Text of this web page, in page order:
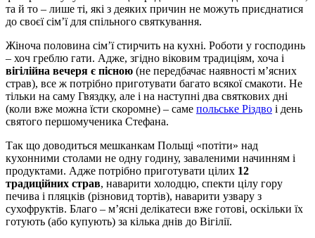
та й то – лише ті, які з деяких причин не можуть приєднатися
до своєї сім’ї для спільного святкування.
Жіноча половина сім’ї стирчить на кухні. Роботи у господинь
– хоч греблю гати. Адже, згідно віковим традиціям, хоча і
вігілійна вечеря є пісною (не передбачає наявності м’ясних
страв), все ж потрібно приготувати багато всякої смакоти. Не
тільки на саму Гвяздку, але і на наступні два святкових дні
(коли вже можна їсти скоромне) – саме польське Різдво і день
святого першомученика Стефана.
Так що доводиться мешканкам Польщі «потіти» над
кухонними столами не одну годину, заваленими начинням і
продуктами. Адже потрібно приготувати цілих 12
традиційних страв, наварити холодцю, спекти цілу гору
печива і пляцків (різновид тортів), наварити узвару з
сухофруктів. Благо – м’ясні делікатеси вже готові, оскільки їх
готують (або купують) за кілька днів до Вігілії.